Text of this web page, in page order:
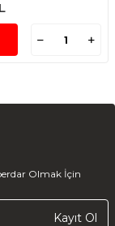
Olmak İçin
Kayıt Ol